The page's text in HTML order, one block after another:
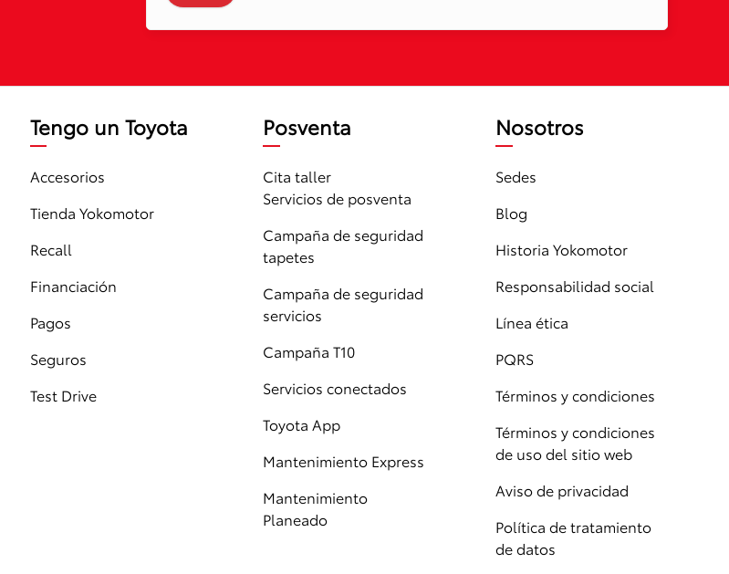
Tengo un Toyota
Accesorios
Tienda Yokomotor
Recall
Financiación
Pagos
Seguros
Test Drive
Posventa
Cita taller
Servicios de posventa
Campaña de seguridad
tapetes
Campaña de seguridad
servicios
Campaña T10
Servicios conectados
Toyota App
Mantenimiento Express
Mantenimiento
Planeado
Nosotros
Sedes
Blog
Historia Yokomotor
Responsabilidad social
Línea ética
PQRS
Términos y condiciones
Términos y condiciones
de uso del sitio web
Aviso de privacidad
Política de tratamiento
de datos